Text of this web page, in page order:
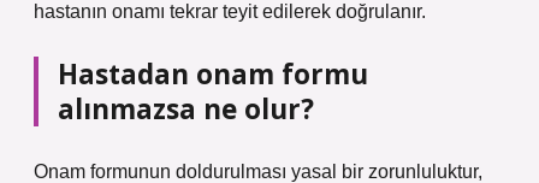
hastanın onamı tekrar teyit edilerek doğrulanır.
Hastadan onam formu
alınmazsa ne olur?
Onam formunun doldurulması yasal bir zorunluluktur,